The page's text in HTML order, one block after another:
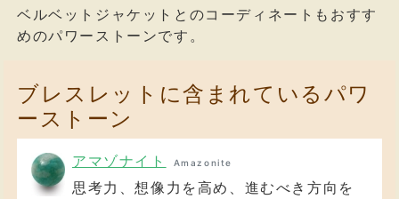
ベルベットジャケットとのコーディネートもおすす
めのパワーストーンです。
ブレスレットに含まれているパワ
ーストーン
アマゾナイト Amazonite
思考力、想像力を高め、進むべき方向を